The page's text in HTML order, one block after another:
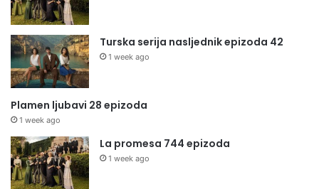
Turska serija nasljednik epizoda 42
1 week ago
Plamen ljubavi 28 epizoda
1 week ago
La promesa 744 epizoda
1 week ago